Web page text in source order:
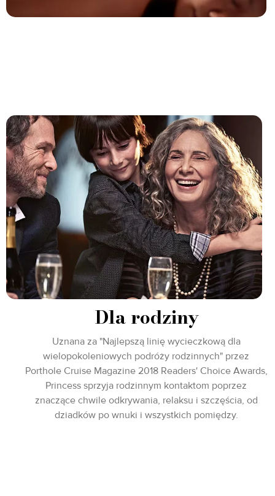
Dla rodziny
Uznana za "Najlepszą linię wycieczkową dla
wielopokoleniowych podróży rodzinnych" przez
Porthole Cruise Magazine 2018 Readers' Choice Awards,
Princess sprzyja rodzinnym kontaktom poprzez
znaczące chwile odkrywania, relaksu i szczęścia, od
dziadków po wnuki i wszystkich pomiędzy.